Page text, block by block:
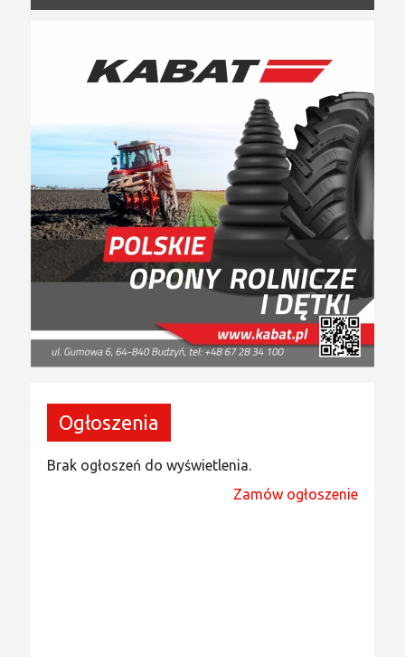
Ogłoszenia
Brak ogłoszeń do wyświetlenia.
Zamów ogłoszenie